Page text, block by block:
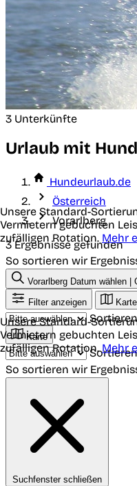
3 Unterkünfte
Urlaub mit
Hundeurlaub.de
Österreich
Vorarlberg
3 Ergebnisse gefunden
So sortieren wir
Unsere Standard-
Vermietern gebuchten
zufälligen Rotation. Mehr
Vorarlberg Datum wählen |
Filter anzeigen
Karte
Karte
So sortieren wir
Unsere Standard-
Vermietern gebuchten
zufälligen Rotation.Mehr
Suchfenster schließen